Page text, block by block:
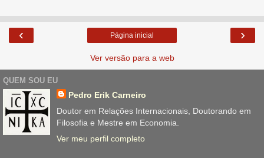
‹ ›
Página inicial
Ver versão para a web
QUEM SOU EU
Pedro Erik Carneiro
Doutor em Relações Internacionais, Doutorando em
Filosofia e Mestre em Economia.
Ver meu perfil completo